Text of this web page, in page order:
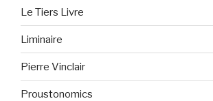
Le Tiers Livre
Liminaire
Pierre Vinclair
Proustonomics